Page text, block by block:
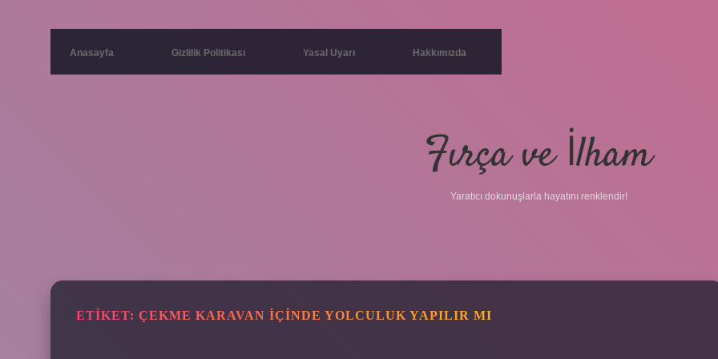
Anasayfa Gizlilik Politikası Yasal Uyarı Hakkımızda
Fırça ve İlham
Yaratıcı dokunuşlarla hayatını renklendir!
ETIKET: ÇEKME KARAVAN IÇINDE YOLCULUK YAPILIR MI